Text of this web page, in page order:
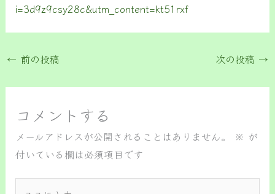
i=3d9z9csy28c&utm_content=kt51rxf
← 前の投稿 次の投稿 →
コメントする
メールアドレスが公開されることはありません。 ※ が
付いている欄は必須項目です